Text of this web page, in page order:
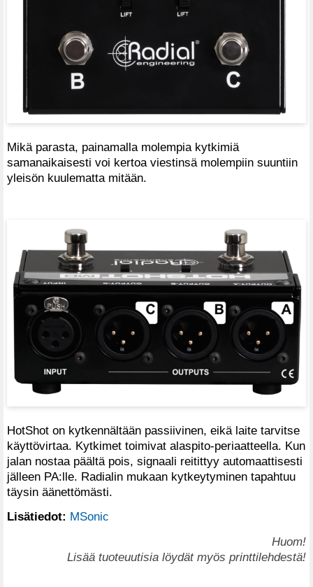
Mikä parasta, painamalla molempia kytkimiä
samanaikaisesti voi kertoa viestinsä molempiin suuntiin
yleisön kuulematta mitään.
HotShot on kytkennältään passiivinen, eikä laite tarvitse
käyttövirtaa. Kytkimet toimivat alaspito-periaatteella. Kun
jalan nostaa päältä pois, signaali reitittyy automaattisesti
jälleen PA:lle. Radialin mukaan kytkeytyminen tapahtuu
täysin äänettömästi.
Lisätiedot: MSonic
Huom!
Lisää tuoteuutisia löydät myös printtilehdestä!